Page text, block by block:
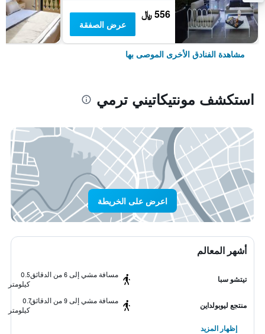
556 ﷼
عرض الصفقة
مشاهدة الفنادق الأخرى الموصى بها
استكشف مونتيكاتيني ترمي
اعرض على الخريطة
أشهر المعالم
تيتشو سبا
مسافة مشي إلى 6 من الدقائق
0.5
كيلومتر
منتجع ليوبولداين
مسافة مشي إلى 9 من الدقائق
0.7
كيلومتر
إظهار المزيد